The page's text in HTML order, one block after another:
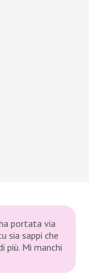
portata via
sia sappi che
più. Mi manchi